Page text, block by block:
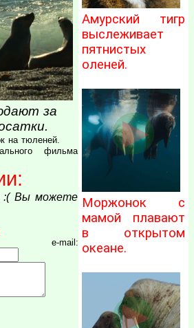
за
на тюленей.
фильма
:( Вы можете
mail:
Амурский тигр
выслеживает
пятнистых
оленей.
Моржонок с
мамой плавают
в открытом
океане.